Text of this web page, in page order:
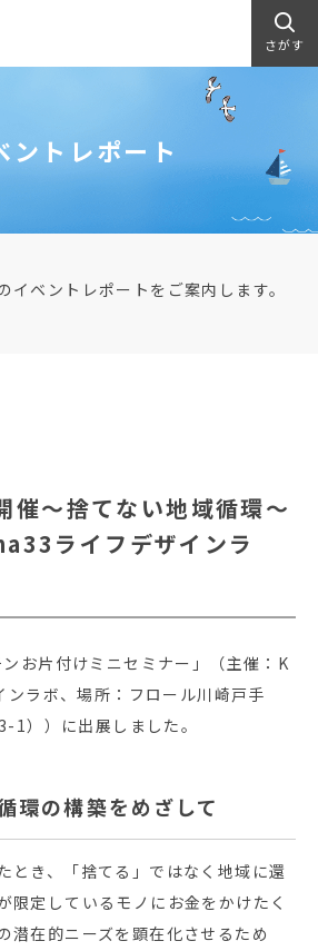
さがす
ントレポート
イベントレポートをご案内します。
催～捨てない地域循環～
ライフデザインラ
お片付けミニセミナー」（主催：K
ラボ、場所：フロール川崎戸手
1））に出展しました。
環の構築をめざして
とき、「捨てる」ではなく地域に還
限定しているモノにお金をかけたく
潜在的ニーズを顕在化させるため